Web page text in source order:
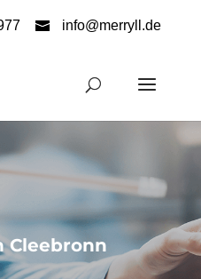
info@merryll.de
Cleebronn